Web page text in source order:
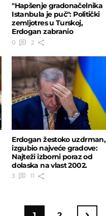
"Hapšenje gradonačelnika
Istanbula je puč": Politički
zemljotres u Turskoj,
Erdogan zabranio
društvene mreže
0 2
Erdogan žestoko uzdrman,
izgubio najveće gradove:
Najteži izborni poraz od
dolaska na vlast 2002.
godine
3 11